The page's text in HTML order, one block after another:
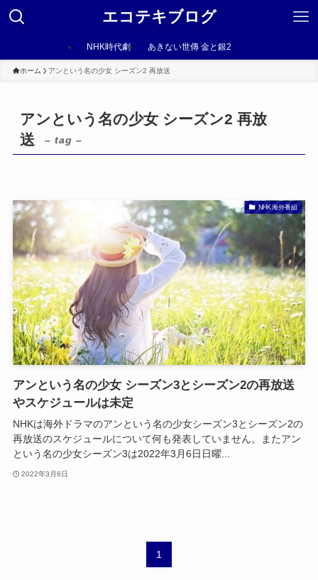
エコテキブログ
NHK時代劇 あきない世傳 金と銀2
ホーム アンという名の少女 シーズン2 再放送
アンという名の少女 シーズン2 再放
送
– tag –
NHK海外番組
アンという名の少女 シーズン3とシーズン2の再放送
やスケジュールは未定
NHKは海外ドラマのアンという名の少女シーズン3とシーズン2の
再放送のスケジュールについて何も発表していません。またアン
という名の少女シーズン3は2022年3月6日日曜...
2022年3月6日
1